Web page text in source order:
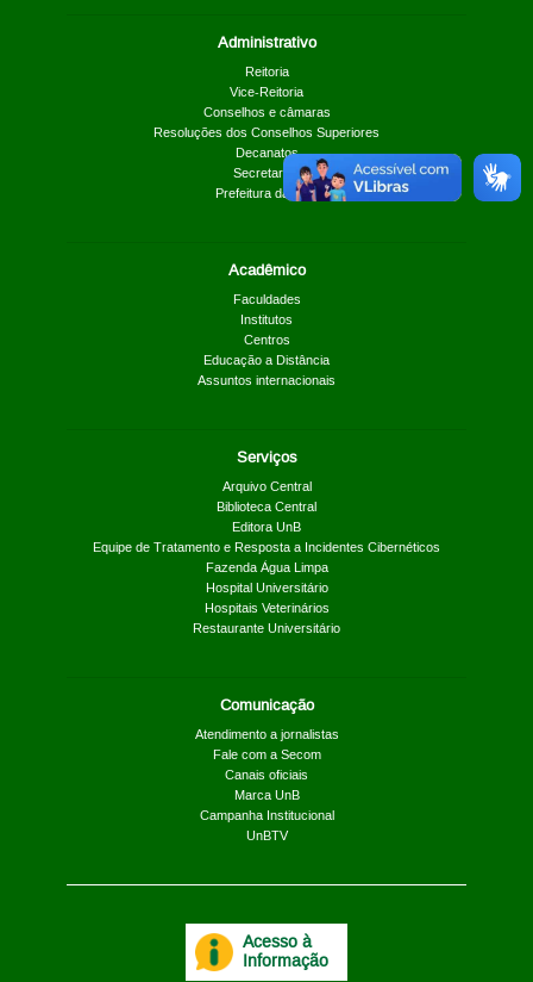
Administrativo
Reitoria
Vice-Reitoria
Conselhos e câmaras
Resoluções dos Conselhos Superiores
Decanatos
Secretarias
Prefeitura da UnB
Acadêmico
Faculdades
Institutos
Centros
Educação a Distância
Assuntos internacionais
Serviços
Arquivo Central
Biblioteca Central
Editora UnB
Equipe de Tratamento e Resposta a Incidentes Cibernéticos
Fazenda Água Limpa
Hospital Universitário
Hospitais Veterinários
Restaurante Universitário
Comunicação
Atendimento a jornalistas
Fale com a Secom
Canais oficiais
Marca UnB
Campanha Institucional
UnBTV
Acesso à
Informação